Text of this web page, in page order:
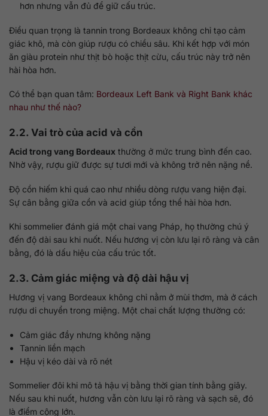
hơn nhưng vẫn đủ để giữ cấu trúc.
Điều quan trọng là tannin trong Bordeaux không chỉ tạo cảm
giác khô, mà còn giúp rượu có chiều sâu. Khi kết hợp với món
ăn giàu protein như thịt bò hoặc thịt cừu, cấu trúc này trở nên
hài hòa hơn.
Có thể bạn quan tâm: Bordeaux Left Bank và Right Bank khác
nhau như thế nào?
2.2. Vai trò của acid và cồn
Acid trong vang Bordeaux thường ở mức trung bình đến cao.
Nhờ vậy, rượu giữ được sự tươi mới và không trở nên nặng nề.
Độ cồn hiếm khi quá cao như nhiều dòng rượu vang hiện đại.
Sự cân bằng giữa cồn và acid giúp tổng thể hài hòa hơn.
Khi sommelier đánh giá một chai vang Pháp, họ thường chú ý
đến độ dài sau khi nuốt. Nếu hương vị còn lưu lại rõ ràng và cân
bằng, đó là dấu hiệu của cấu trúc tốt.
2.3. Cảm giác miệng và độ dài hậu vị
Hương vị vang Bordeaux không chỉ nằm ở mùi thơm, mà ở cách
rượu di chuyển trong miệng. Một chai chất lượng thường có:
Cảm giác đầy nhưng không nặng
Tannin liền mạch
Hậu vị kéo dài và rõ nét
Sommelier đôi khi mô tả hậu vị bằng thời gian tính bằng giây.
Nếu sau khi nuốt, hương vẫn còn lưu lại rõ ràng và sạch sẽ, đó
là điểm cộng lớn.